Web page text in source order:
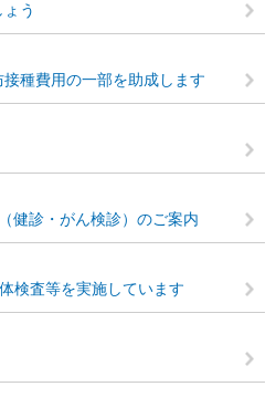
う
種費用の一部を助成します
健診・がん検診）のご案内
検査等を実施しています